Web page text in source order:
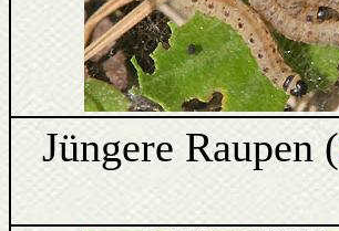
Jüngere Raupen (